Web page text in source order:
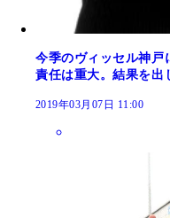
今季のヴィッセル神戸
責任は重大。結果を出
2019年03月07日 11:00